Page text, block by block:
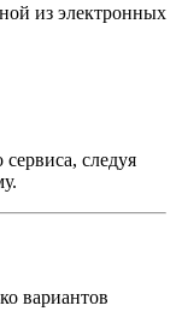
из электронных
следуя
вариантов